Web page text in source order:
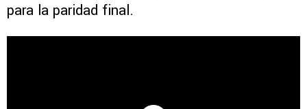
para la paridad final.